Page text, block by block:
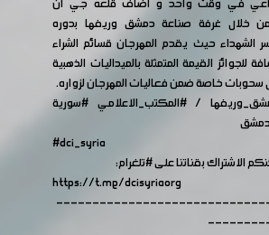
خلال غرفة صناعة دمشق وريفها بدوره
الشهداء حيث يقدم المهرجان قسائم الشراء
للجوائز القيمة المتمثلة بالميداليات الذهبية
سحوبات خاصة ضمن فعاليات المهرجان لزواره.
/#المكتب_الاعلامي #سورية
#dci_syria
الاشتراك بقناتنا على#تلغرام:
https://t.me/dcisyriaorg